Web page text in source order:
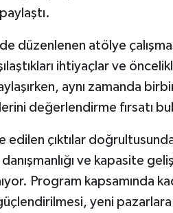
düzenlenen atölye
ihtiyaçlar ve
aynı zamanda
değerlendirme fırsatı
edilen çıktılar
ve kapasite
Program kapsamında
yeni